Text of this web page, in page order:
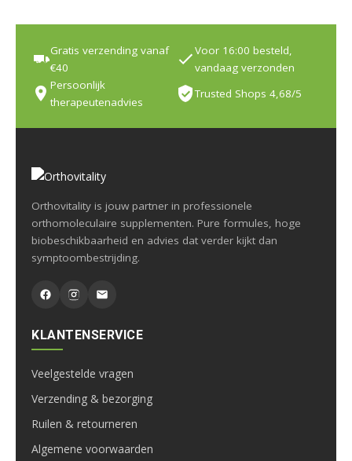
Gratis verzending vanaf
€40
Voor 16:00 besteld,
vandaag verzonden
Persoonlijk
therapeutenadvies
Trusted Shops 4,68/5
Orthovitality is jouw partner in professionele
orthomoleculaire supplementen. Pure formules, hoge
biobeschikbaarheid en advies dat verder kijkt dan
symptoombestrijding.
KLANTENSERVICE
Veelgestelde vragen
Verzending & bezorging
Ruilen & retourneren
Algemene voorwaarden